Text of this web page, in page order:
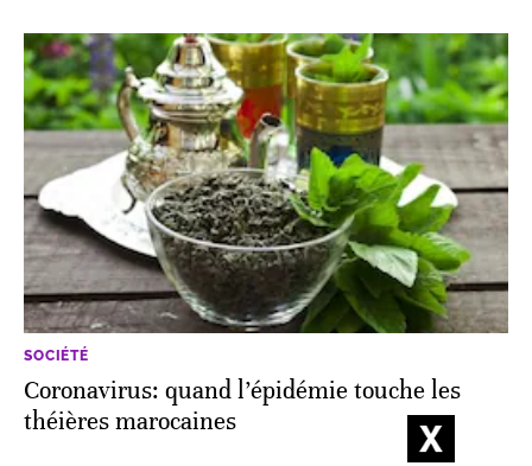
SOCIÉTÉ
Coronavirus: quand l’épidémie touche les
théières marocaines